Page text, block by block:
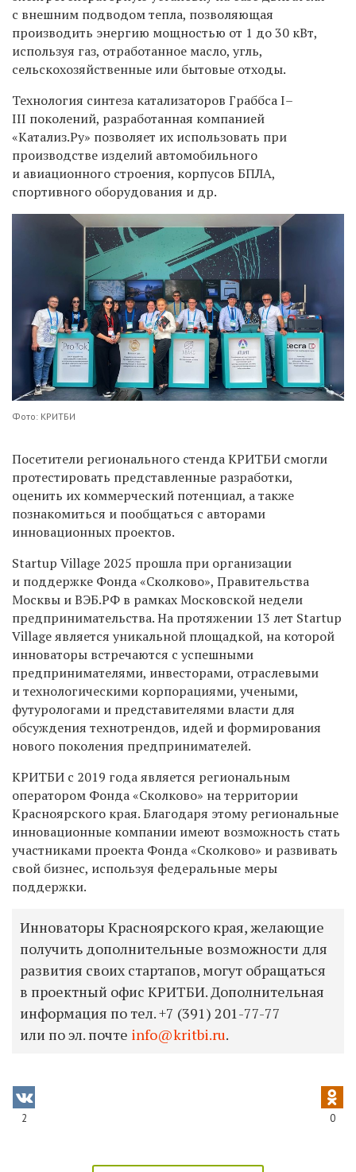
с внешним подводом тепла, позволяющая
производить энергию мощностью от 1 до 30 кВт,
используя газ, отработанное масло, угль,
сельскохозяйственные или бытовые отходы.
Технология синтеза катализаторов Граббса I–
III поколений, разработанная компанией
«Катализ.Ру» позволяет их использовать при
производстве изделий автомобильного
и авиационного строения, корпусов БПЛА,
спортивного оборудования и др.
Фото: КРИТБИ
Посетители регионального стенда КРИТБИ смогли
протестировать представленные разработки,
оценить их коммерческий потенциал, а также
познакомиться и пообщаться с авторами
инновационных проектов.
Startup Village 2025 прошла при организации
и поддержке Фонда «Сколково», Правительства
Москвы и ВЭБ.РФ в рамках Московской недели
предпринимательства. На протяжении 13 лет Startup
Village является уникальной площадкой, на которой
инноваторы встречаются с успешными
предпринимателями, инвесторами, отраслевыми
и технологическими корпорациями, учеными,
футурологами и представителями власти для
обсуждения технотрендов, идей и формирования
нового поколения предпринимателей.
КРИТБИ с 2019 года является региональным
оператором Фонда «Сколково» на территории
Красноярского края. Благодаря этому региональные
инновационные компании имеют возможность стать
участниками проекта Фонда «Сколково» и развивать
свой бизнес, используя федеральные меры
поддержки.
Инноваторы Красноярского края, желающие
получить дополнительные возможности для
развития своих стартапов, могут обращаться
в проектный офис КРИТБИ. Дополнительная
информация по тел.+7 (391) 201-77-77
или по эл. почте info@kritbi.ru.
2 0